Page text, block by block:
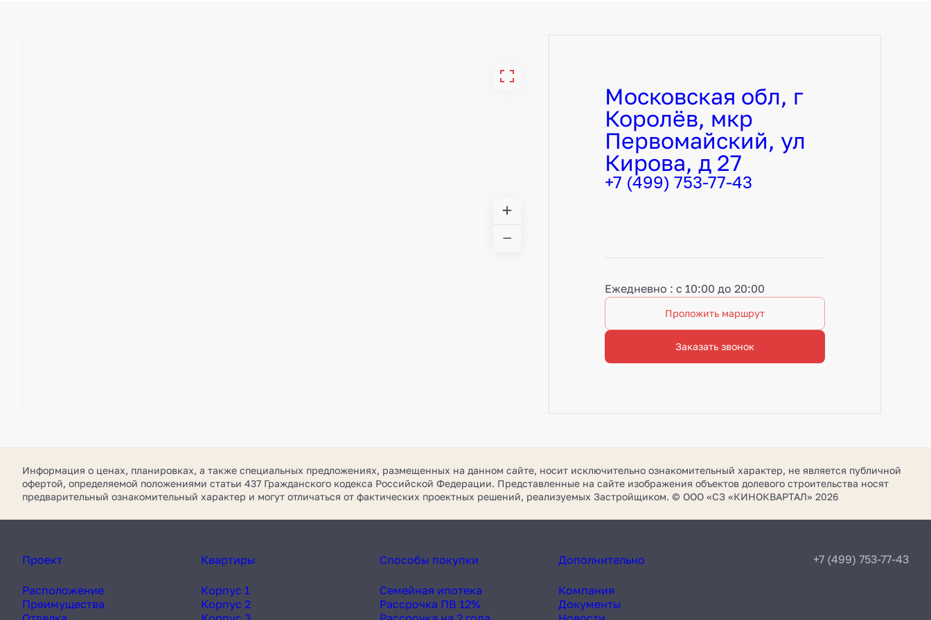
Московская обл, г
Королёв, мкр
Первомайский, ул
Кирова, д 27
+7 (499) 753-77-43
Ежедневно : с 10:00 до 20:00
Проложить маршрут
Заказать звонок
Информация о ценах, планировках, а также специальных предложениях, размещенных на данном сайте, носит исключительно ознакомительный характер, не является публичной
офертой, определяемой положениями статьи 437 Гражданского кодекса Российской Федерации. Представленные на сайте изображения объектов долевого строительства носят
предварительный ознакомительный характер и могут отличаться от фактических проектных решений, реализуемых Застройщиком. © ООО «СЗ «КИНОКВАРТАЛ» 2026
Проект
Расположение
Преимущества
Квартиры
Корпус 1
Корпус 2
Способы покупки
Семейная ипотека
Рассрочка ПВ 12%
Дополнительно
Компания
Документы
+7 (499) 753-77-43